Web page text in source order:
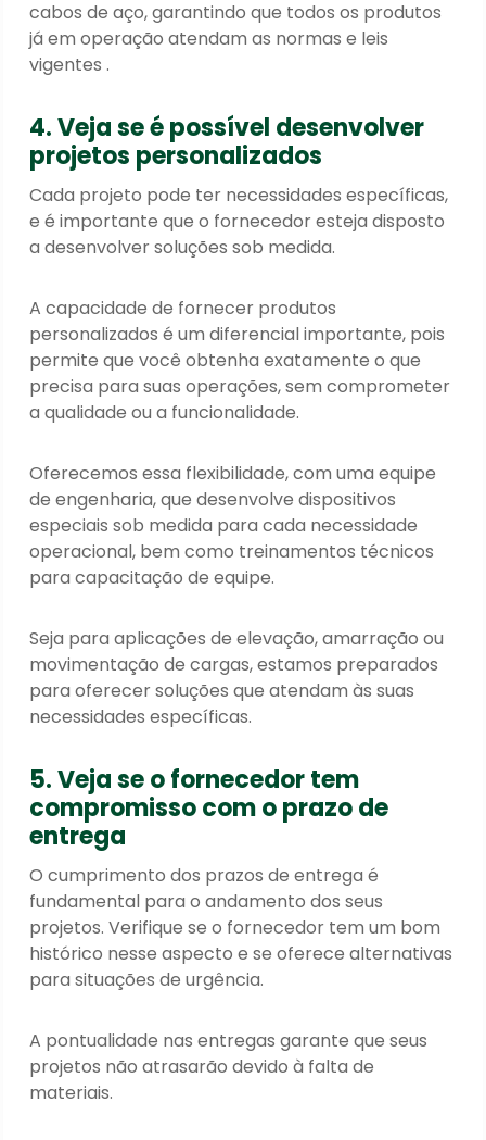
cabos de aço, garantindo que todos os produtos
já em operação atendam as normas e leis
vigentes .
4. Veja se é possível desenvolver
projetos personalizados
Cada projeto pode ter necessidades específicas,
e é importante que o fornecedor esteja disposto
a desenvolver soluções sob medida.
A capacidade de fornecer produtos
personalizados é um diferencial importante, pois
permite que você obtenha exatamente o que
precisa para suas operações, sem comprometer
a qualidade ou a funcionalidade.
Oferecemos essa flexibilidade, com uma equipe
de engenharia, que desenvolve dispositivos
especiais sob medida para cada necessidade
operacional, bem como treinamentos técnicos
para capacitação de equipe.
Seja para aplicações de elevação, amarração ou
movimentação de cargas, estamos preparados
para oferecer soluções que atendam às suas
necessidades específicas.
5. Veja se o fornecedor tem
compromisso com o prazo de
entrega
O cumprimento dos prazos de entrega é
fundamental para o andamento dos seus
projetos. Verifique se o fornecedor tem um bom
histórico nesse aspecto e se oferece alternativas
para situações de urgência.
A pontualidade nas entregas garante que seus
projetos não atrasarão devido à falta de
materiais.